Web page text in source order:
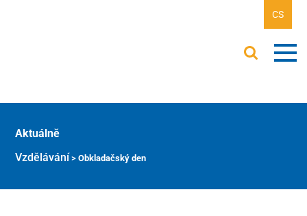
CS
Aktuálně
Vzdělávání>Obkladačský den